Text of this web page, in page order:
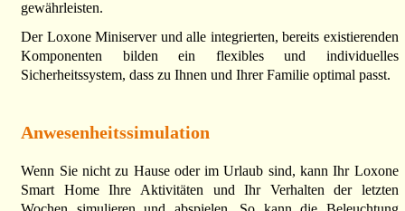
gewährleisten.
Der Loxone Miniserver und alle integrierten, bereits existierenden
Komponenten bilden ein flexibles und individuelles
Sicherheitssystem, dass zu Ihnen und Ihrer Familie optimal passt.
Anwesenheitssimulation
Wenn Sie nicht zu Hause oder im Urlaub sind, kann Ihr Loxone
Smart Home Ihre Aktivitäten und Ihr Verhalten der letzten